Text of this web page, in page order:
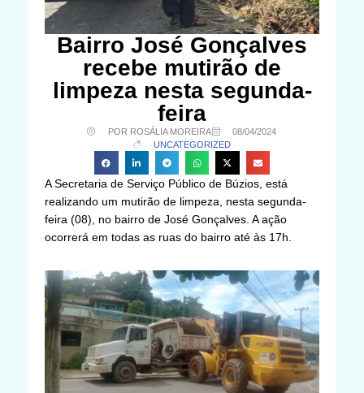
Bairro José Gonçalves
recebe mutirão de
limpeza nesta segunda-
feira
POR ROSÁLIA MOREIRA
08/04/2024
UNCATEGORIZED
A Secretaria de Serviço Público de Búzios, está
realizando um mutirão de limpeza, nesta segunda-
feira (08), no bairro de José Gonçalves. A ação
ocorrerá em todas as ruas do bairro até às 17h.